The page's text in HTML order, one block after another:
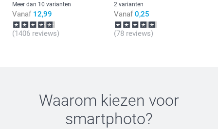
Meer dan 10 varianten
Vanaf 12,99
(1406 reviews)
2 varianten
Vanaf 0,25
(78 reviews)
Waarom kiezen voor
smartphoto?